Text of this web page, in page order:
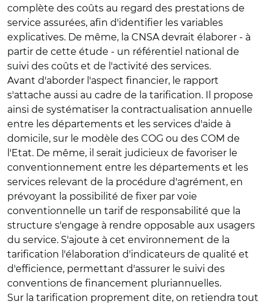
complète des coûts au regard des prestations de
service assurées, afin d'identifier les variables
explicatives. De même, la CNSA devrait élaborer - à
partir de cette étude - un référentiel national de
suivi des coûts et de l'activité des services.
Avant d'aborder l'aspect financier, le rapport
s'attache aussi au cadre de la tarification. Il propose
ainsi de systématiser la contractualisation annuelle
entre les départements et les services d'aide à
domicile, sur le modèle des COG ou des COM de
l'Etat. De même, il serait judicieux de favoriser le
conventionnement entre les départements et les
services relevant de la procédure d'agrément, en
prévoyant la possibilité de fixer par voie
conventionnelle un tarif de responsabilité que la
structure s'engage à rendre opposable aux usagers
du service. S'ajoute à cet environnement de la
tarification l'élaboration d'indicateurs de qualité et
d'efficience, permettant d'assurer le suivi des
conventions de financement pluriannuelles.
Sur la tarification proprement dite, on retiendra tout